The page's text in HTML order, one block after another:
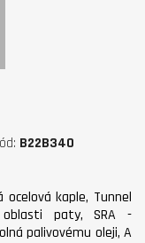
B22B340
ocelová kaple, Tunnel
paty, SRA -
palivovému oleji, A